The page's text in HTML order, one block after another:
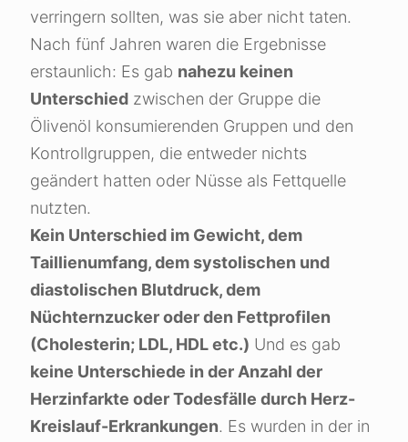
verringern sollten, was sie aber nicht taten.
Nach fünf Jahren waren die Ergebnisse
erstaunlich: Es gab nahezu keinen
Unterschied zwischen der Gruppe die
Ölivenöl konsumierenden Gruppen und den
Kontrollgruppen, die entweder nichts
geändert hatten oder Nüsse als Fettquelle
nutzten.
Kein Unterschied im Gewicht, dem
Taillienumfang, dem systolischen und
diastolischen Blutdruck, dem
Nüchternzucker oder den Fettprofilen
(Cholesterin; LDL, HDL etc.) Und es gab
keine Unterschiede in der Anzahl der
Herzinfarkte oder Todesfälle durch Herz-
Kreislauf-Erkrankungen. Es wurden in der in